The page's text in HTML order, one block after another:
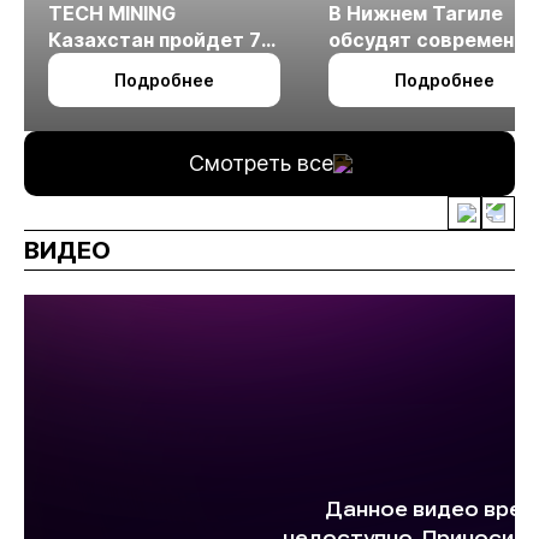
TECH MINING
Казахстан пройдет 7
октября в Алматы
Подробнее
В Нижнем Тагиле
обсудят
технологии
измельчения
Подробнее
Смотреть все
ВИДЕО